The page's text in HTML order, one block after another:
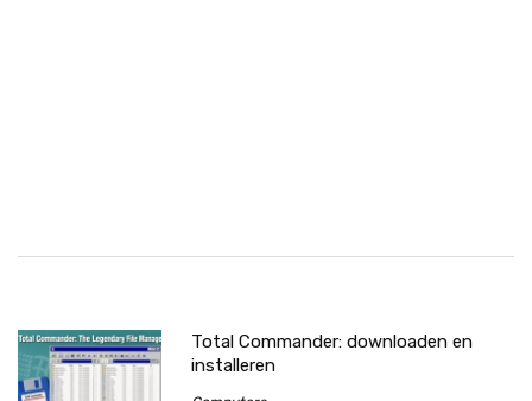
Total Commander: downloaden en
installeren